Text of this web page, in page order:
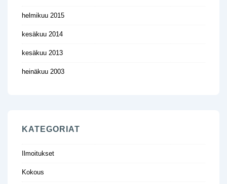
helmikuu 2015
kesäkuu 2014
kesäkuu 2013
heinäkuu 2003
KATEGORIAT
Ilmoitukset
Kokous